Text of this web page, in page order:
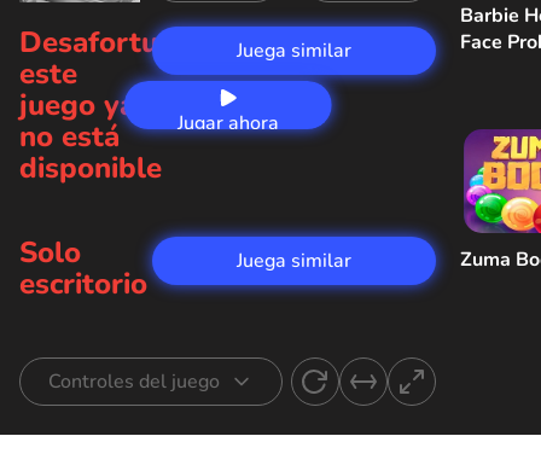
Jugar ahora
Desafortunadamente,
este
juego ya
no está
disponible
Juega similar
Solo
escritorio
Juega similar
Barbie
Face
Zuma
Controles del juego